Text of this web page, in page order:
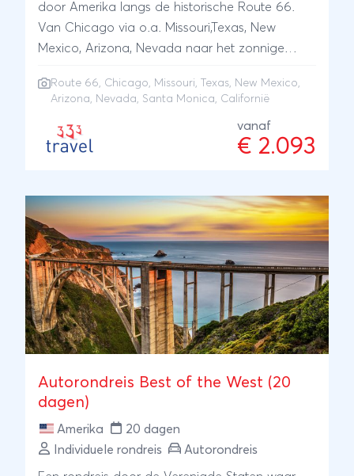
door Amerika langs de historische Route 66.
Van Chicago via o.a. Missouri,Texas, New
Mexico, Arizona, Nevada naar het zonnige
Route 66, Chicago, Missouri, Texas, New Mexico,
Arizona, Nevada, Santa Monica, Californië
vanaf
€ 2.093
Autorondreis Best of the West (20
dagen)
Amerika
20 dagen
Individuele rondreis
Autorondreis